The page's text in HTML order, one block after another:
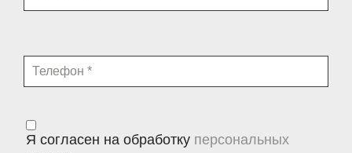
Я согласен на обработку персональных